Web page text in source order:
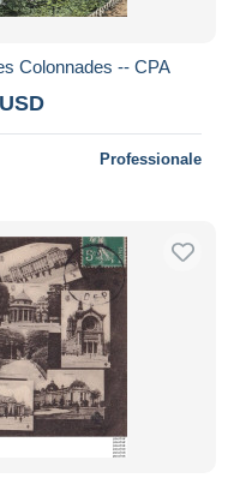
Colonnades -- CPA
Professionale